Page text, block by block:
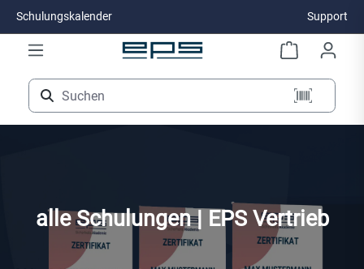
Zum Hauptinhalt springen
Schulungskalender Support
alle Schulungen | EPS Vertrieb